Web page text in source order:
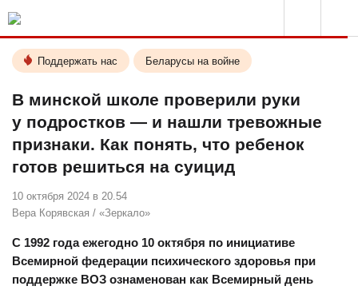
Поддержать нас Беларусы на войне
В минской школе проверили руки
у подростков — и нашли тревожные
признаки. Как понять, что ребенок
готов решиться на суицид
10 октября 2024 в 20.54
Вера Корявская / «Зеркало»
С 1992 года ежегодно 10 октября по инициативе
Всемирной федерации психического здоровья при
поддержке ВОЗ ознаменован как Всемирный день